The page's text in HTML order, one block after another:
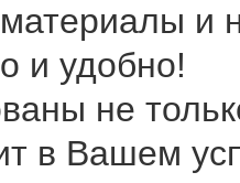
и
и удобно!
не
в Вашем